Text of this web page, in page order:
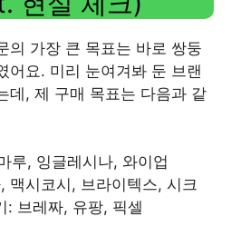
의 가장 큰 목표는 바로 쌍둥
어요. 미리 눈여겨봐 둔 브랜
데, 제 구매 목표는 다음과 같
루, 잉글레시나, 와이업
맥시코시, 브라이텍스, 시크
: 브레짜, 유팡, 픽셀